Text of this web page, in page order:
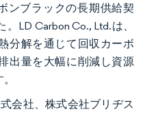
ンブラックの長期供給契
LD Carbon Co., Ltd.は、
分解を通じて回収カーボ
出量を大幅に削減し資源
会社、株式会社ブリヂス